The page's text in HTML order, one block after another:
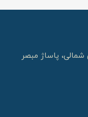
شمالی، پاساژ مبصر